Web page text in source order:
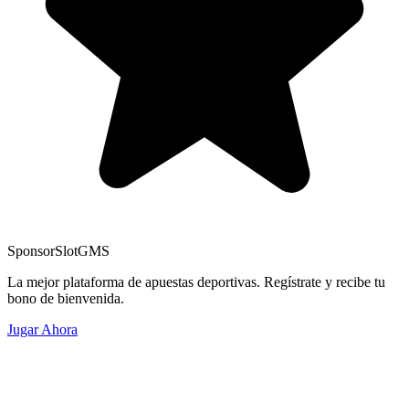
SponsorSlotGMS
La mejor plataforma de apuestas deportivas. Regístrate y recibe tu
bono de bienvenida.
Jugar Ahora